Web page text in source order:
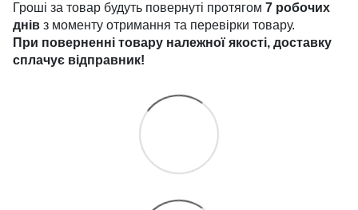
Гроші за товар будуть повернуті протягом 7 робочих
днів з моменту отримання та перевірки товару.
При поверненні товару належної якості, доставку
сплачує відправник!